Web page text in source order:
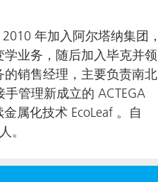
年加入阿尔塔纳集团，
业务，随后加入毕克并领
销售经理，主要负责南北
管理新成立的 ACTEGA
属化技术 EcoLeaf 。自
。